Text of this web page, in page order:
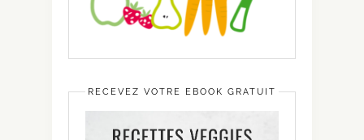
RECEVEZ VOTRE EBOOK GRATUIT